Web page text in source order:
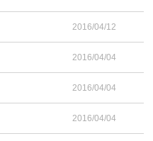
2016/04/12
2016/04/04
2016/04/04
2016/04/04